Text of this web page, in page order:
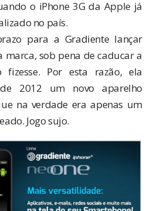
o iPhone 3G da Apple já
no país.
para a Gradiente lançar
marca, sob pena decaducar a
Por esta razão, ela
2012 um novo aparelho
na verdade era apenas um
Jogo sujo.